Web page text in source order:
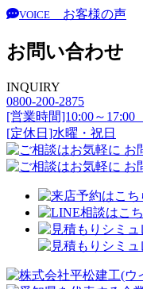
VOICE お客様の声
お問い合わせ
INQUIRY
0800-200-2875
[営業時間]10:00～17:00
[定休日]水曜・祝日